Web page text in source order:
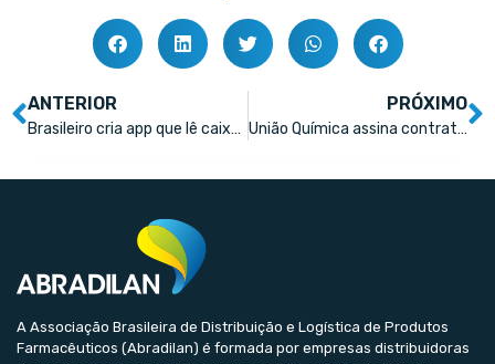
ANTERIOR
Brasileiro cria app que lê caixas de remédios para cegos
PRÓXIMO
União Química assina contrato de R$ 400 milhões com FINEP
A Associação Brasileira de Distribuição e Logística de Produtos
Farmacêuticos (Abradilan) é formada por empresas distribuidoras